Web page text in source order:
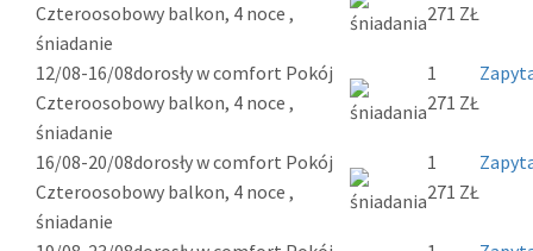
Czteroosobowy balkon, 4 noce ,
śniadanie
271 ZŁ
12/08-16/08dorosły w comfort Pokój
Czteroosobowy balkon, 4 noce ,
śniadanie
1
271 ZŁ
16/08-20/08dorosły w comfort Pokój
Czteroosobowy balkon, 4 noce ,
śniadanie
1
271 ZŁ